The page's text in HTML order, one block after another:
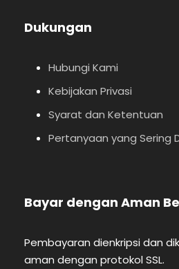
Dukungan
Hubungi Kami
Kebijakan Privasi
Syarat dan Ketentuan
Pertanyaan yang Sering
Bayar dengan Aman
Pembayaran dienkripsi dan
aman dengan protokol SSL.